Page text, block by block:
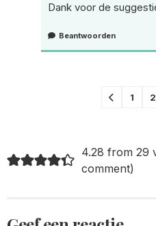
Dank voor de
Beantwoorden
Comments
1 2
4.28 from 29
comment)